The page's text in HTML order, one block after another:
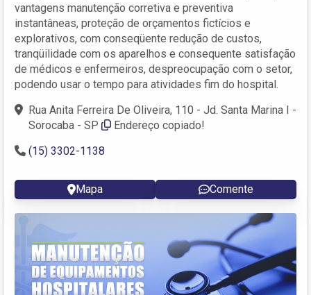
vantagens manutenção corretiva e preventiva
instantâneas, proteção de orçamentos fictícios e
explorativos, com conseqüente redução de custos,
tranqüilidade com os aparelhos e consequente satisfação
de médicos e enfermeiros, despreocupação com o setor,
podendo usar o tempo para atividades fim do hospital.
Rua Anita Ferreira De Oliveira, 110 - Jd. Santa Marina I -
Sorocaba - SP
Endereço copiado!
(15) 3302-1138
Mapa Comente